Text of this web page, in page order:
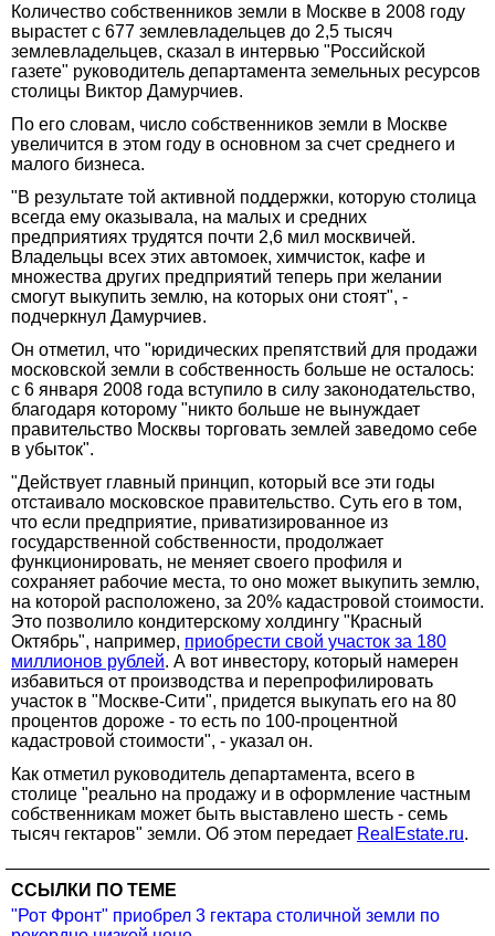
Количество собственников земли в Москве в 2008 году
вырастет с 677 землевладельцев до 2,5 тысяч
землевладельцев, сказал в интервью "Российской
газете" руководитель департамента земельных ресурсов
столицы Виктор Дамурчиев.
По его словам, число собственников земли в Москве
увеличится в этом году в основном за счет среднего и
малого бизнеса.
"В результате той активной поддержки, которую столица
всегда ему оказывала, на малых и средних
предприятиях трудятся почти 2,6 мил москвичей.
Владельцы всех этих автомоек, химчисток, кафе и
множества других предприятий теперь при желании
смогут выкупить землю, на которых они стоят", -
подчеркнул Дамурчиев.
Он отметил, что "юридических препятствий для продажи
московской земли в собственность больше не осталось:
с 6 января 2008 года вступило в силу законодательство,
благодаря которому "никто больше не вынуждает
правительство Москвы торговать землей заведомо себе
в убыток".
"Действует главный принцип, который все эти годы
отстаивало московское правительство. Суть его в том,
что если предприятие, приватизированное из
государственной собственности, продолжает
функционировать, не меняет своего профиля и
сохраняет рабочие места, то оно может выкупить землю,
на которой расположено, за 20% кадастровой стоимости.
Это позволило кондитерскому холдингу "Красный
Октябрь", например, приобрести свой участок за 180
миллионов рублей. А вот инвестору, который намерен
избавиться от производства и перепрофилировать
участок в "Москве-Сити", придется выкупать его на 80
процентов дороже - то есть по 100-процентной
кадастровой стоимости", - указал он.
Как отметил руководитель департамента, всего в
столице "реально на продажу и в оформление частным
собственникам может быть выставлено шесть - семь
тысяч гектаров" земли. Об этом передает RealEstate.ru.
ССЫЛКИ ПО ТЕМЕ
"Рот Фронт" приобрел 3 гектара столичной земли по